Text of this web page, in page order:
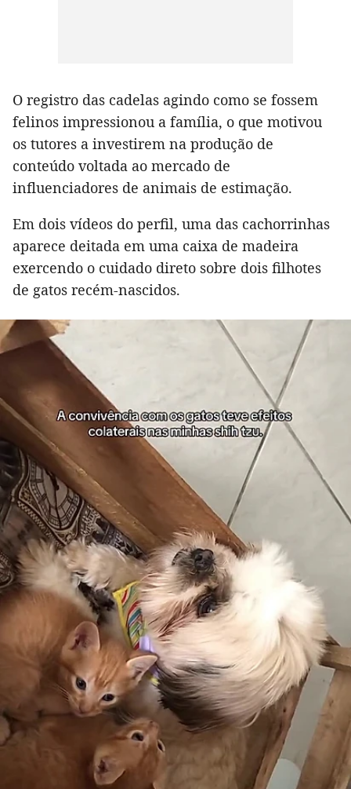
O registro das cadelas agindo como se fossem
felinos impressionou a família, o que motivou
os tutores a investirem na produção de
conteúdo voltada ao mercado de
influenciadores de animais de estimação.
Em dois vídeos do perfil, uma das cachorrinhas
aparece deitada em uma caixa de madeira
exercendo o cuidado direto sobre dois filhotes
de gatos recém-nascidos.